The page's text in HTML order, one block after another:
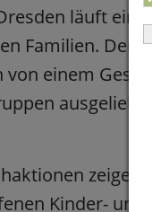
läuft
Familien. Der
einem
zeigen
Kinder-